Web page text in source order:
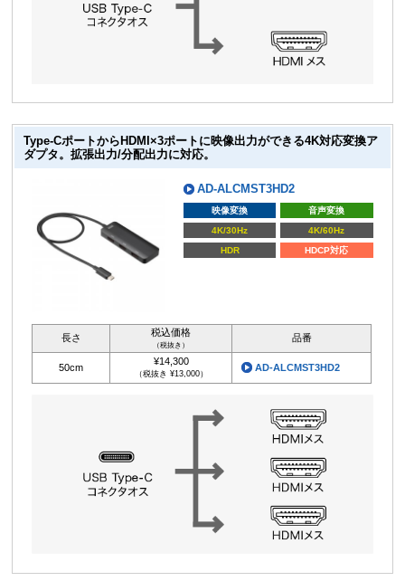
Type-CポートからHDMI×3ポートに映像出力ができる4K対応変換ア
ダプタ。拡張出力/分配出力に対応。
AD-ALCMST3HD2
映像変換
音声変換
4K/30Hz
4K/60Hz
HDR
HDCP対応
長さ 税込価格
（税抜き）
品番
50cm
¥14,300
（税抜き ¥13,000）
AD-ALCMST3HD2